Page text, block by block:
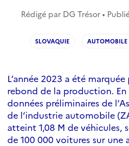
Rédigé par DG Trésor •
SLOVAQUIE AUTOMOBILE
L’année 2023 a été
rebond de la production. En
données préliminaires de
de l’industrie automobile
atteint 1,08 M de véhicules,
de 100 000 voitures sur une